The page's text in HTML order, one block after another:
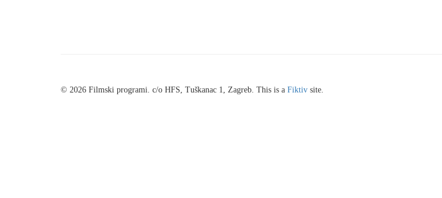
© 2026 Filmski programi. c/o HFS, Tuškanac 1, Zagreb. This is a Fiktiv site.